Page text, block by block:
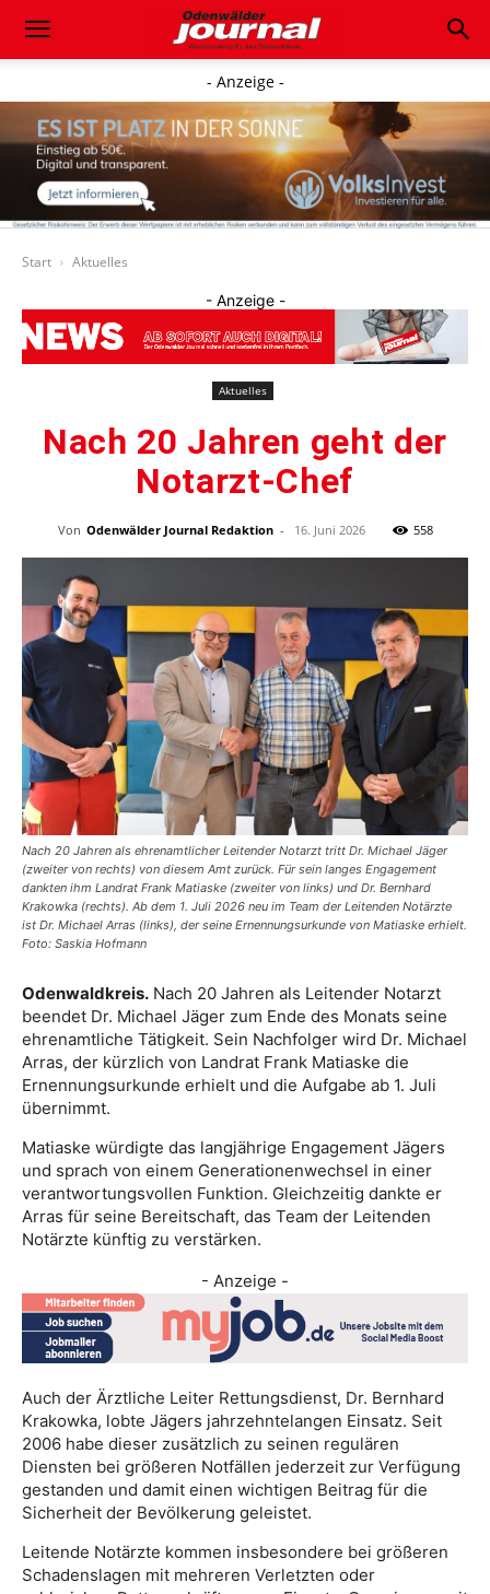
- Anzeige -
Start Aktuelles
- Anzeige -
Aktuelles
Nach 20 Jahren geht der
Notarzt-Chef
Von Odenwälder Journal Redaktion - 16. Juni 2026 558
Nach 20 Jahren als ehrenamtlicher Leitender Notarzt tritt Dr. Michael Jäger
(zweiter von rechts) von diesem Amt zurück. Für sein langes Engagement
dankten ihm Landrat Frank Matiaske (zweiter von links) und Dr. Bernhard
Krakowka (rechts). Ab dem 1. Juli 2026 neu im Team der Leitenden Notärzte
ist Dr. Michael Arras (links), der seine Ernennungsurkunde von Matiaske erhielt.
Foto: Saskia Hofmann
Odenwaldkreis. Nach 20 Jahren als Leitender Notarzt
beendet Dr. Michael Jäger zum Ende des Monats seine
ehrenamtliche Tätigkeit. Sein Nachfolger wird Dr. Michael
Arras, der kürzlich von Landrat Frank Matiaske die
Ernennungsurkunde erhielt und die Aufgabe ab 1. Juli
übernimmt.
Matiaske würdigte das langjährige Engagement Jägers
und sprach von einem Generationenwechsel in einer
verantwortungsvollen Funktion. Gleichzeitig dankte er
Arras für seine Bereitschaft, das Team der Leitenden
Notärzte künftig zu verstärken.
- Anzeige -
Auch der Ärztliche Leiter Rettungsdienst, Dr. Bernhard
Krakowka, lobte Jägers jahrzehntelangen Einsatz. Seit
2006 habe dieser zusätzlich zu seinen regulären
Diensten bei größeren Notfällen jederzeit zur Verfügung
gestanden und damit einen wichtigen Beitrag für die
Sicherheit der Bevölkerung geleistet.
Leitende Notärzte kommen insbesondere bei größeren
Schadenslagen mit mehreren Verletzten oder